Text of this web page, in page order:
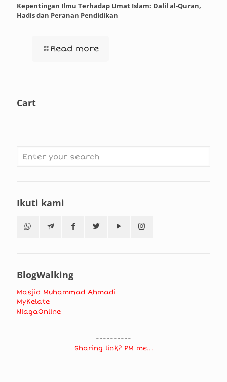
Kepentingan Ilmu Terhadap Umat Islam: Dalil al-Quran,
Hadis dan Peranan Pendidikan
Read more
Cart
Ikuti kami
BlogWalking
Masjid Muhammad Ahmadi
MyKelate
NiagaOnline
----------
Sharing link? PM me...